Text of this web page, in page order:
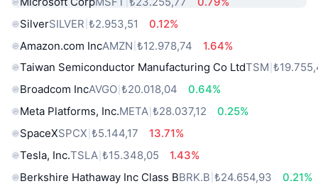
SilverSILVER ₺2.953,51
0.12%
Amazon.com IncAMZN ₺12.978,74
1.64%
Taiwan Semiconductor Manufacturing Co LtdTSM
Broadcom IncAVGO ₺20.018,04
0.64%
Meta Platforms, Inc.META ₺28.037,12
0.25%
SpaceXSPCX ₺5.144,17
13.71%
Tesla, Inc.TSLA ₺15.348,05
1.43%
Berkshire Hathaway Inc Class BBRK.B ₺24.654,93
0.21%